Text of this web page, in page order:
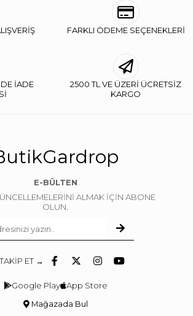
FARKLI ÖDEME SEÇENEKLERİ
İADE
2500 TL VE ÜZERİ ÜCRETSİZ
KARGO
E-BÜLTEN
ALMAK İÇİN ABONE
OLUN.
ET →
Google Play App Store
Mağazada Bul